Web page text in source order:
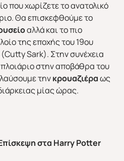
που χωρίζετε το ανατολικό
Θα επισκεφθούμε το
αλλά και το πιο
της εποχής του 19ου
Sark). Στην συνέχεια
στην αποβάθρα του
τηνκρουαζιέραως
μίας ώρας.
στα HarryPotter